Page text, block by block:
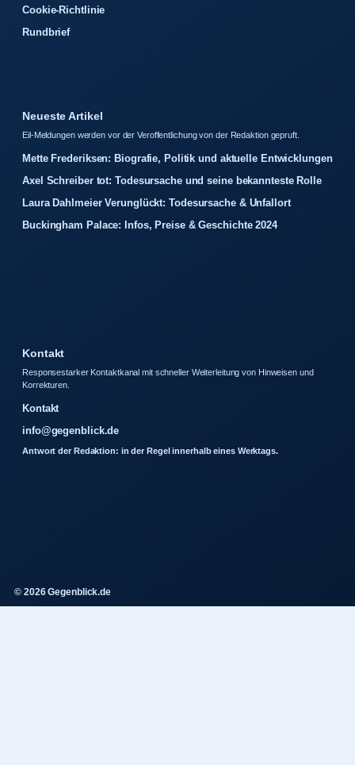
Cookie-Richtlinie
Rundbrief
Neueste Artikel
Eil-Meldungen werden vor der Veroffentlichung von der Redaktion gepruft.
Mette Frederiksen: Biografie, Politik und aktuelle Entwicklungen
Axel Schreiber tot: Todesursache und seine bekannteste Rolle
Laura Dahlmeier Verunglückt: Todesursache & Unfallort
Buckingham Palace: Infos, Preise & Geschichte 2024
Kontakt
Responsestarker Kontaktkanal mit schneller Weiterleitung von Hinweisen und
Korrekturen.
Kontakt
info@gegenblick.de
Antwort der Redaktion: in der Regel innerhalb eines Werktags.
© 2026 Gegenblick.de